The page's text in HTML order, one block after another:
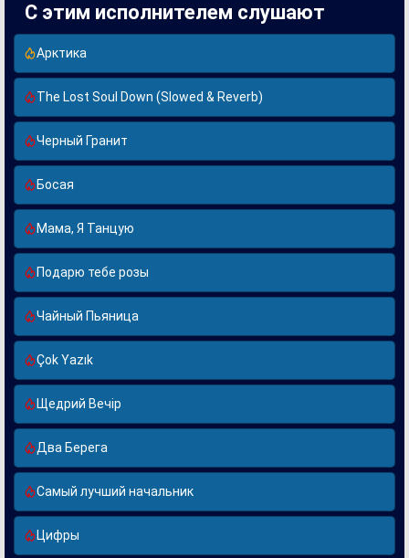
С этим исполнителем слушают
Арктика
The Lost Soul Down (Slowed & Reverb)
Черный Гранит
Босая
Мама, Я Танцую
Подарю тебе розы
Чайный Пьяница
Çok Yazık
Щедрий Вечір
Два Берега
Самый лучший начальник
Цифры